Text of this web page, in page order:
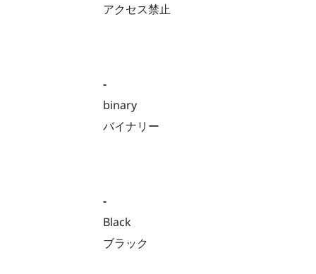
アクセス禁止
-
binary
バイナリー
-
Black
ブラック